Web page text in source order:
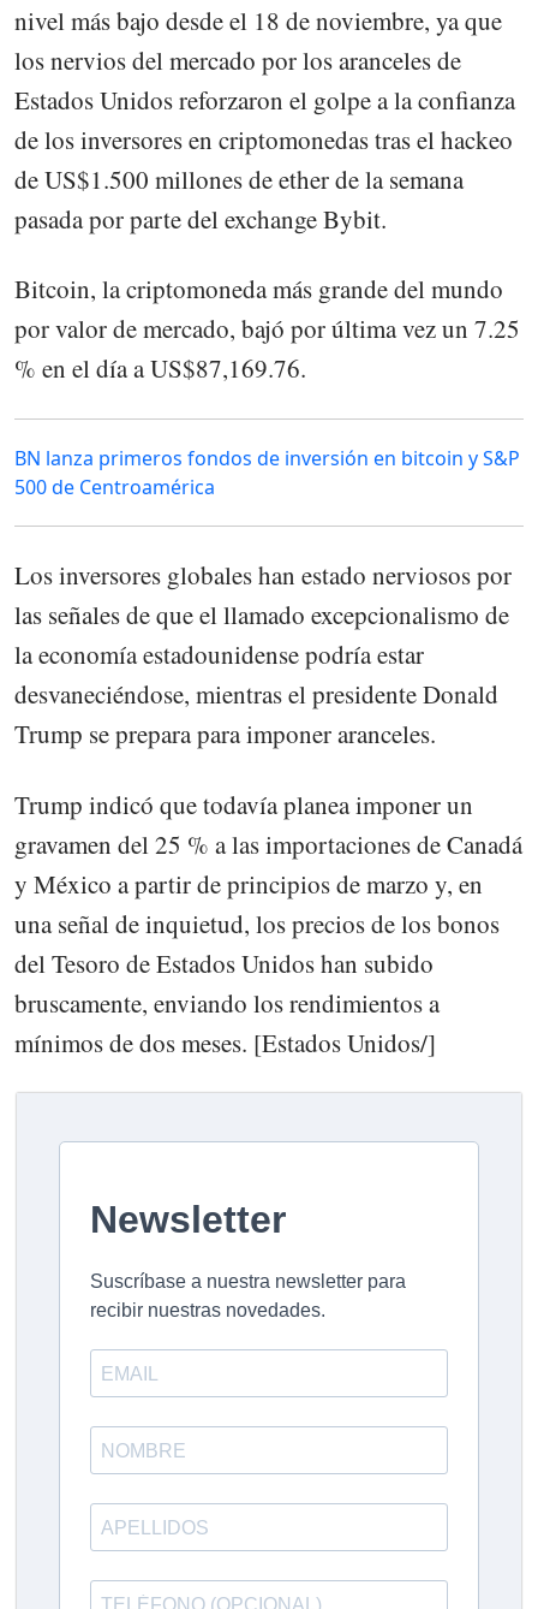
nivel más bajo desde el 18 de noviembre, ya que
los nervios del mercado por los aranceles de
Estados Unidos reforzaron el golpe a la confianza
de los inversores en criptomonedas tras el hackeo
de US$1.500 millones de ether de la semana
pasada por parte del exchange Bybit.
Bitcoin, la criptomoneda más grande del mundo
por valor de mercado, bajó por última vez un 7.25
% en el día a US$87,169.76.
BN lanza primeros fondos de inversión en bitcoin y S&P
500 de Centroamérica
Los inversores globales han estado nerviosos por
las señales de que el llamado excepcionalismo de
la economía estadounidense podría estar
desvaneciéndose, mientras el presidente Donald
Trump se prepara para imponer aranceles.
Trump indicó que todavía planea imponer un
gravamen del 25 % a las importaciones de Canadá
y México a partir de principios de marzo y, en
una señal de inquietud, los precios de los bonos
del Tesoro de Estados Unidos han subido
bruscamente, enviando los rendimientos a
mínimos de dos meses. [Estados Unidos/]